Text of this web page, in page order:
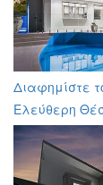
Διαφημίστε
Ελεύθερη